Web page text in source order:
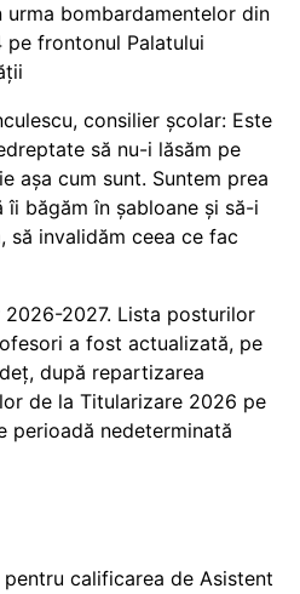
urma bombardamentelor din
pe frontonul Palatului
consilier școlar: Este
să nu-i lăsăm pe
așa cum sunt. Suntem prea
îi băgăm în șabloane și să-i
să invalidăm ceea ce fac
2026-2027. Lista posturilor
a fost actualizată, pe
după repartizarea
de la Titularizare 2026 pe
perioadă nedeterminată
calificarea de Asistent